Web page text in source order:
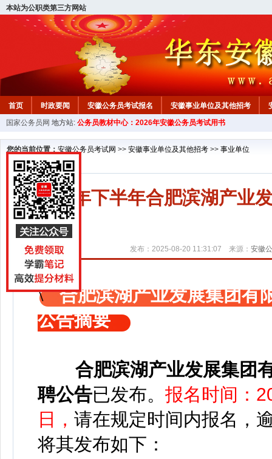
本站为公职类第三方网站
首页 时政要闻 安徽公务员考试报名 安徽事业单位及其他招考
安徽公务员行测试题 在线咨询 教材中心
国家公务员网 地方站: 公务员教材中心：2026年安徽公务员考试用书
您的当前位置： 安徽公务员考试网 >> 安徽事业单位及其他招考 >> 事业单位
2025年下半年合肥滨湖产业
发布：2025-08-20 11:31:07 来源： 安徽
合肥滨湖产业发展集团有
公告摘要
合肥滨湖产业发展集团
聘公告已发布。 报名时间：
日， 请在规定时间内报名，
将其发布如下：